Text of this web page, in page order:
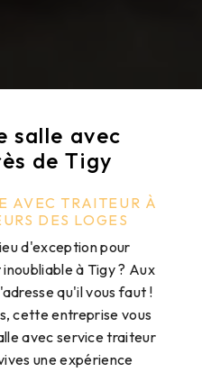
salle avec
de Tigy
AVEC TRAITEUR À
DES LOGES
d'exception pour
à Tigy ? Aux
qu'il vous faut !
cette entreprise vous
avec service traiteur
une expérience